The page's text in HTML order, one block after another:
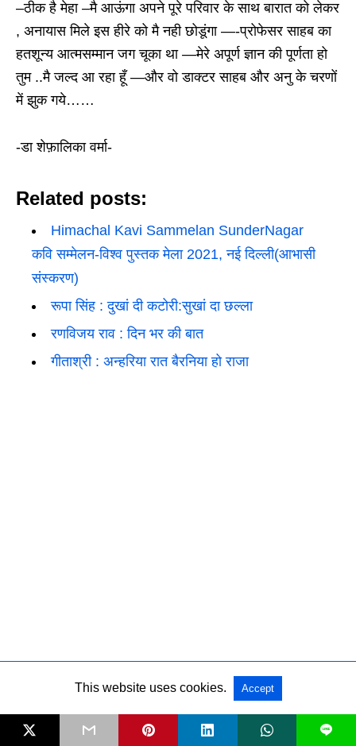
–ठीक है मेहा –मै आऊंगा अपने पूरे परिवार के साथ बारात को लेकर
, अनायास मिले इस हीरे को मै नही छोडूंगा —-प्रोफेसर साहब का
हतशून्य आत्मसम्मान जग चूका था —मेरे अपूर्ण ज्ञान की पूर्णता हो
तुम ..मै जल्द आ रहा हूँ —और वो डाक्टर साहब और अनु के चरणों
में झुक गये……
-डा शेफ़ालिका वर्मा-
Related posts:
Himachal Kavi Sammelan SunderNagar
कवि सम्मेलन-विश्व पुस्तक मेला 2021, नई दिल्ली(आभासी
संस्करण)
रूपा सिंह : दुखां दी कटोरी:सुखां दा छल्ला
रणविजय राव : दिन भर की बात
गीताश्री : अन्हरिया रात बैरनिया हो राजा
L
This website uses cookies. Accept